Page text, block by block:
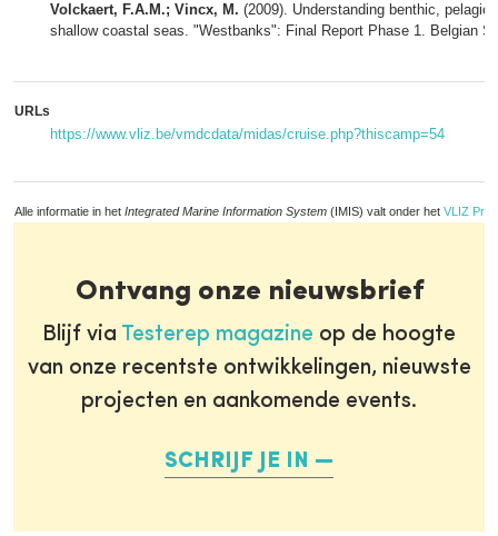
Volckaert, F.A.M.; Vincx, M. (2009). Understanding benthic,
shallow coastal seas. "Westbanks": Final Report Phase 1. Belgian
URLs
https://www.vliz.be/vmdcdata/midas/cruise.php?thiscamp=54
Alle informatie in het Integrated Marine Information System (IMIS) valt onder het VLIZ
Ontvang onze nieuwsbrief
Blijf via Testerep magazine op de hoogte
van onze recentste ontwikkelingen, nieuwste
projecten en aankomende events.
SCHRIJF JE IN